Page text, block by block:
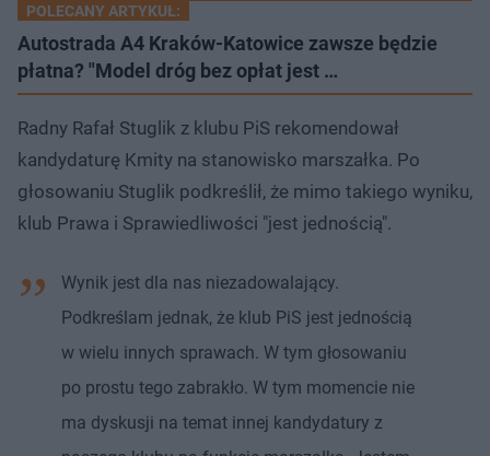
POLECANY ARTYKUŁ:
Autostrada A4 Kraków-Katowice zawsze będzie
płatna? "Model dróg bez opłat jest …
Radny Rafał Stuglik z klubu PiS rekomendował
kandydaturę Kmity na stanowisko marszałka. Po
głosowaniu Stuglik podkreślił, że mimo takiego wyniku,
klub Prawa i Sprawiedliwości "jest jednością".
Wynik jest dla nas niezadowalający.
Podkreślam jednak, że klub PiS jest jednością
w wielu innych sprawach. W tym głosowaniu
po prostu tego zabrakło. W tym momencie nie
ma dyskusji na temat innej kandydatury z